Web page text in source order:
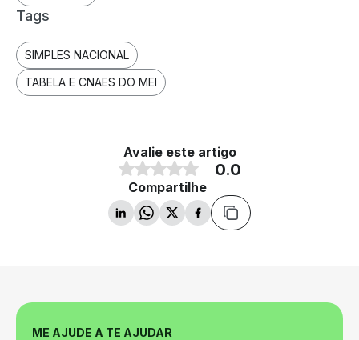
Tags
SIMPLES NACIONAL
TABELA E CNAES DO MEI
Avalie este artigo
0.0
Compartilhe
ME AJUDE A TE AJUDAR